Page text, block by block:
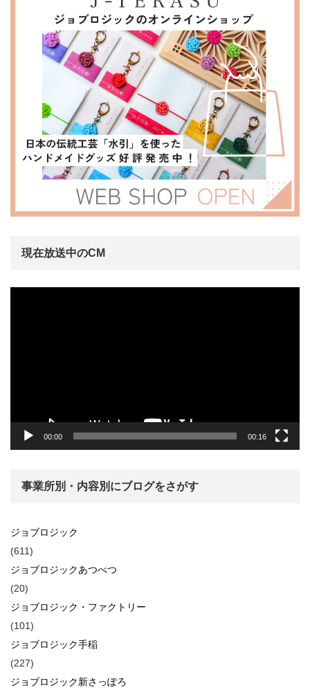
現在放送中のCM
00:00 00:16
事業所別・内容別にブログをさがす
ジョブロジック
(611)
ジョブロジックあつべつ
(20)
ジョブロジック・ファクトリー
(101)
ジョブロジック手稲
(227)
ジョブロジック新さっぽろ